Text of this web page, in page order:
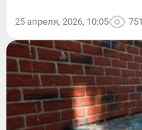
25 апреля, 2026, 10:05 751